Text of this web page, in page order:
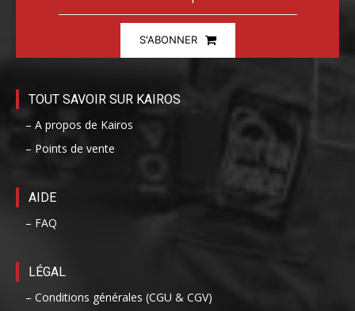
S'ABONNER
TOUT SAVOIR SUR KAIROS
– A propos de Kairos
– Points de vente
AIDE
– FAQ
LÉGAL
– Conditions générales (CGU & CGV)